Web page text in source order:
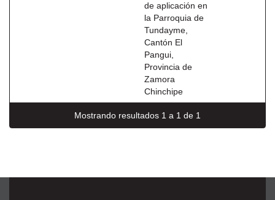
de aplicación en
la Parroquia de
Tundayme,
Cantón El
Pangui,
Provincia de
Zamora
Chinchipe
Mostrando resultados 1 a 1 de 1